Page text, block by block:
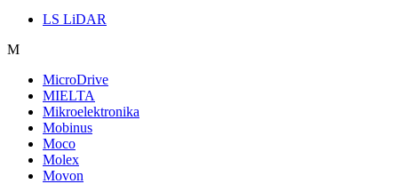
LS LiDAR
M
MicroDrive
MIELTA
Mikroelektronika
Mobinus
Moco
Molex
Movon